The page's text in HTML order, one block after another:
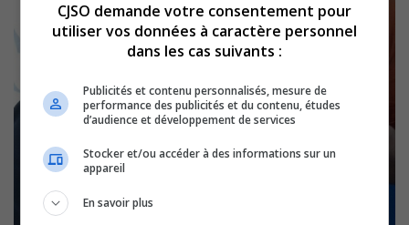
CJSO demande votre consentement pour
utiliser vos données à caractère personnel
dans les cas suivants :
Publicités et contenu personnalisés, mesure de
performance des publicités et du contenu, études
d’audience et développement de services
Stocker et/ou accéder à des informations sur un
appareil
En savoir plus